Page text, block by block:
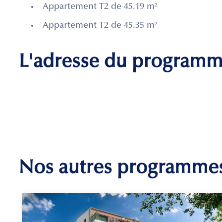
Appartement T2 de 45.19 m²
Appartement T2 de 45.35 m²
L'adresse du
Nos autres